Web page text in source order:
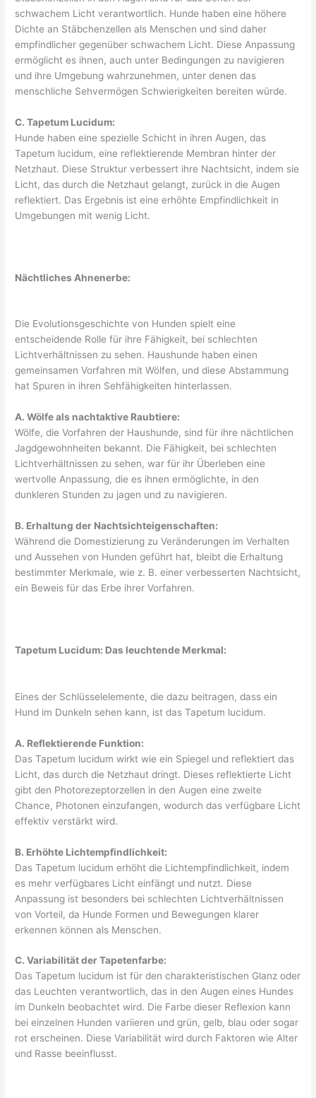
schwachem Licht verantwortlich. Hunde haben eine höhere
Dichte an Stäbchenzellen als Menschen und sind daher
empfindlicher gegenüber schwachem Licht. Diese Anpassung
ermöglicht es ihnen, auch unter Bedingungen zu navigieren
und ihre Umgebung wahrzunehmen, unter denen das
menschliche Sehvermögen Schwierigkeiten bereiten würde.
C. Tapetum Lucidum:
Hunde haben eine spezielle Schicht in ihren Augen, das
Tapetum lucidum, eine reflektierende Membran hinter der
Netzhaut. Diese Struktur verbessert ihre Nachtsicht, indem sie
Licht, das durch die Netzhaut gelangt, zurück in die Augen
reflektiert. Das Ergebnis ist eine erhöhte Empfindlichkeit in
Umgebungen mit wenig Licht.
Nächtliches Ahnenerbe:
Die Evolutionsgeschichte von Hunden spielt eine
entscheidende Rolle für ihre Fähigkeit, bei schlechten
Lichtverhältnissen zu sehen. Haushunde haben einen
gemeinsamen Vorfahren mit Wölfen, und diese Abstammung
hat Spuren in ihren Sehfähigkeiten hinterlassen.
A. Wölfe als nachtaktive Raubtiere:
Wölfe, die Vorfahren der Haushunde, sind für ihre nächtlichen
Jagdgewohnheiten bekannt. Die Fähigkeit, bei schlechten
Lichtverhältnissen zu sehen, war für ihr Überleben eine
wertvolle Anpassung, die es ihnen ermöglichte, in den
dunkleren Stunden zu jagen und zu navigieren.
B. Erhaltung der Nachtsichteigenschaften:
Während die Domestizierung zu Veränderungen im Verhalten
und Aussehen von Hunden geführt hat, bleibt die Erhaltung
bestimmter Merkmale, wie z. B. einer verbesserten Nachtsicht,
ein Beweis für das Erbe ihrer Vorfahren.
Tapetum Lucidum: Das leuchtende Merkmal:
Eines der Schlüsselelemente, die dazu beitragen, dass ein
Hund im Dunkeln sehen kann, ist das Tapetum lucidum.
A. Reflektierende Funktion:
Das Tapetum lucidum wirkt wie ein Spiegel und reflektiert das
Licht, das durch die Netzhaut dringt. Dieses reflektierte Licht
gibt den Photorezeptorzellen in den Augen eine zweite
Chance, Photonen einzufangen, wodurch das verfügbare Licht
effektiv verstärkt wird.
B. Erhöhte Lichtempfindlichkeit:
Das Tapetum lucidum erhöht die Lichtempfindlichkeit, indem
es mehr verfügbares Licht einfängt und nutzt. Diese
Anpassung ist besonders bei schlechten Lichtverhältnissen
von Vorteil, da Hunde Formen und Bewegungen klarer
erkennen können als Menschen.
C. Variabilität der Tapetenfarbe:
Das Tapetum lucidum ist für den charakteristischen Glanz oder
das Leuchten verantwortlich, das in den Augen eines Hundes
im Dunkeln beobachtet wird. Die Farbe dieser Reflexion kann
bei einzelnen Hunden variieren und grün, gelb, blau oder sogar
rot erscheinen. Diese Variabilität wird durch Faktoren wie Alter
und Rasse beeinflusst.